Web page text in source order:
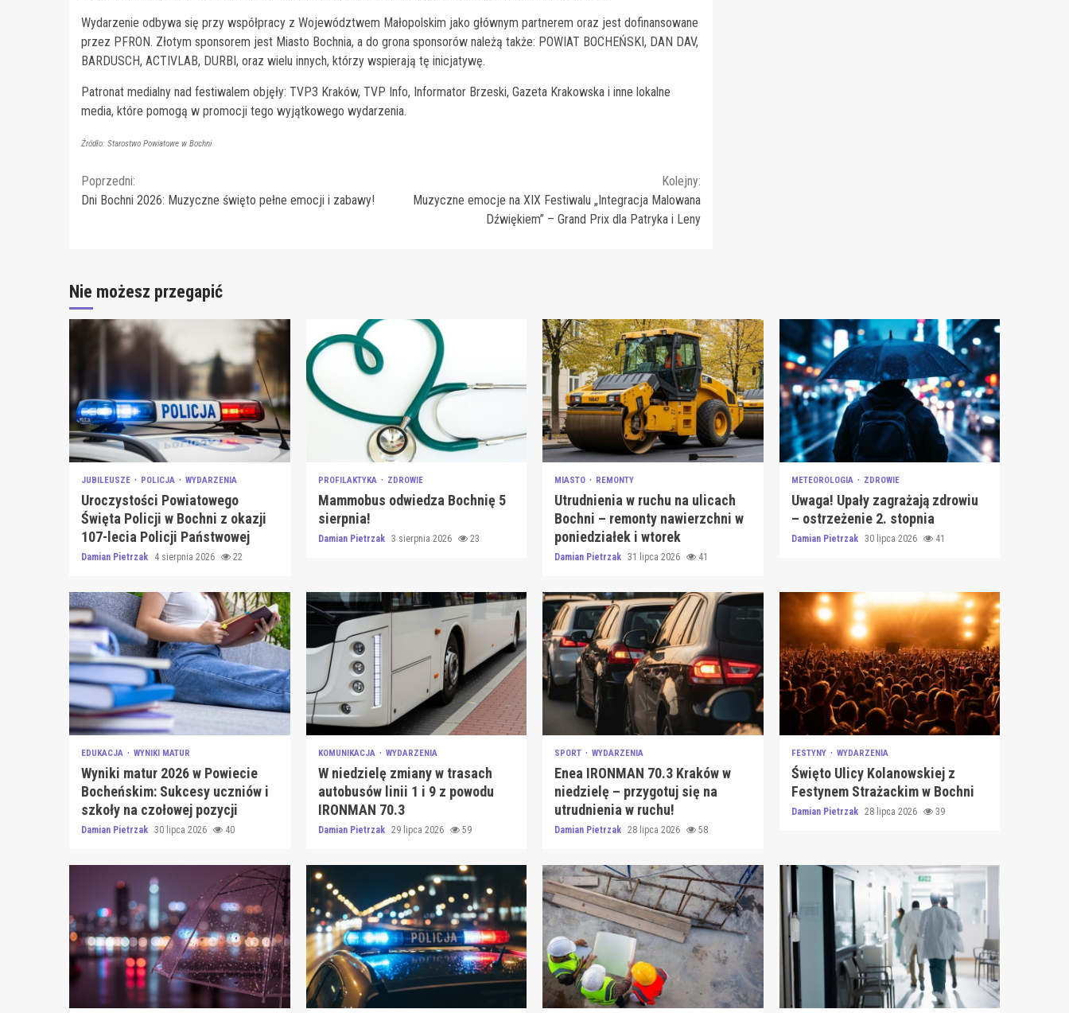
Wydarzenie odbywa się przy współpracy z Województwem Małopolskim jako głównym partnerem oraz jest dofinansowane
przez PFRON. Złotym sponsorem jest Miasto Bochnia, a do grona sponsorów należą także: POWIAT BOCHEŃSKI, DAN DAV,
BARDUSCH, ACTIVLAB, DURBI, oraz wielu innych, którzy wspierają tę inicjatywę.
Patronat medialny nad festiwalem objęły: TVP3 Kraków, TVP Info, Informator Brzeski, Gazeta Krakowska i inne lokalne
media, które pomogą w promocji tego wyjątkowego wydarzenia.
Źródło: Starostwo Powiatowe w Bochni
Continue
Poprzedni:
Dni Bochni 2026: Muzyczne święto pełne emocji i zabawy!
Kolejny:
Muzyczne emocje na XIX Festiwalu „Integracja Malowana
Dźwiękiem” – Grand Prix dla Patryka i Leny
Nie możesz przegapić
JUBILEUSZE POLICJA WYDARZENIA
Uroczystości Powiatowego
Święta Policji w Bochni z okazji
107-lecia Policji Państwowej
Damian Pietrzak 4 sierpnia 2026 22
PROFILAKTYKA ZDROWIE
Mammobus odwiedza Bochnię 5
sierpnia!
Damian Pietrzak 3 sierpnia 2026 23
MIASTO REMONTY
Utrudnienia w ruchu na ulicach
Bochni – remonty nawierzchni w
poniedziałek i wtorek
Damian Pietrzak 31 lipca 2026 41
METEOROLOGIA ZDROWIE
Uwaga! Upały zagrażają zdrowiu
– ostrzeżenie 2. stopnia
Damian Pietrzak 30 lipca 2026 41
EDUKACJA WYNIKI MATUR
Wyniki matur 2026 w Powiecie
Bocheńskim: Sukcesy uczniów i
szkoły na czołowej pozycji
Damian Pietrzak 30 lipca 2026 40
KOMUNIKACJA WYDARZENIA
W niedzielę zmiany w trasach
autobusów linii 1 i 9 z powodu
IRONMAN 70.3
Damian Pietrzak 29 lipca 2026 59
SPORT WYDARZENIA
Enea IRONMAN 70.3 Kraków w
niedzielę – przygotuj się na
utrudnienia w ruchu!
Damian Pietrzak 28 lipca 2026 58
FESTYNY WYDARZENIA
Święto Ulicy Kolanowskiej z
Festynem Strażackim w Bochni
Damian Pietrzak 28 lipca 2026 39